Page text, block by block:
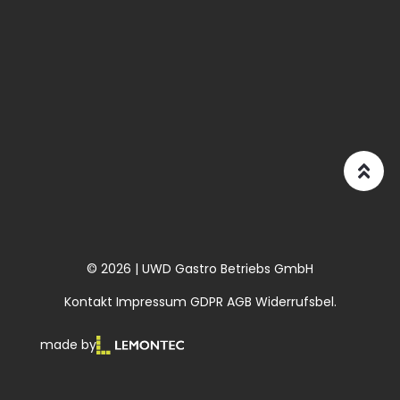
© 2026 | UWD Gastro Betriebs GmbH
Kontakt Impressum GDPR AGB Widerrufsbel.
made by